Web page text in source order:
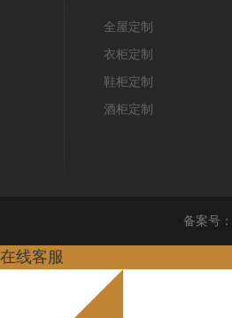
全屋定制
衣柜定制
鞋柜定制
酒柜定制
备案号：
在线客服